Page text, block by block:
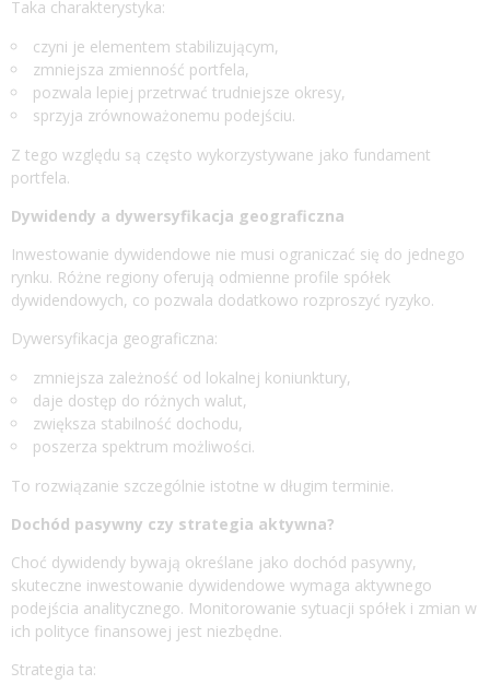
Taka charakterystyka:
czyni je elementem stabilizującym,
zmniejsza zmienność portfela,
pozwala lepiej przetrwać trudniejsze okresy,
sprzyja zrównoważonemu podejściu.
Z tego względu są często wykorzystywane jako fundament
portfela.
Dywidendy a dywersyfikacja geograficzna
Inwestowanie dywidendowe nie musi ograniczać się do jednego
rynku. Różne regiony oferują odmienne profile spółek
dywidendowych, co pozwala dodatkowo rozproszyć ryzyko.
Dywersyfikacja geograficzna:
zmniejsza zależność od lokalnej koniunktury,
daje dostęp do różnych walut,
zwiększa stabilność dochodu,
poszerza spektrum możliwości.
To rozwiązanie szczególnie istotne w długim terminie.
Dochód pasywny czy strategia aktywna?
Choć dywidendy bywają określane jako dochód pasywny,
skuteczne inwestowanie dywidendowe wymaga aktywnego
podejścia analitycznego. Monitorowanie sytuacji spółek i zmian w
ich polityce finansowej jest niezbędne.
Strategia ta: